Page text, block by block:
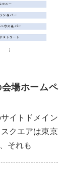
場ホームペ
イトドメイン
クエアは東京
それも